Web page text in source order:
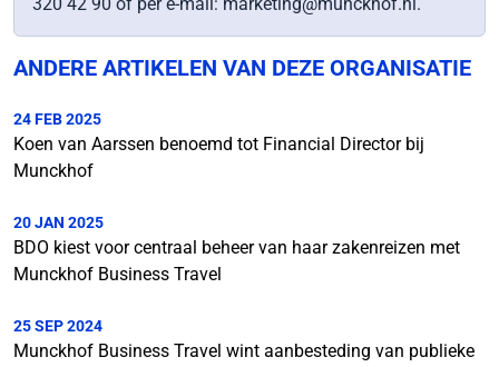
ANDERE ARTIKELEN VAN DEZE ORGANISATIE
24 FEB 2025
Koen van Aarssen benoemd tot Financial Director bij
Munckhof
20 JAN 2025
BDO kiest voor centraal beheer van haar zakenreizen met
Munckhof Business Travel
25 SEP 2024
Munckhof Business Travel wint aanbesteding van publieke